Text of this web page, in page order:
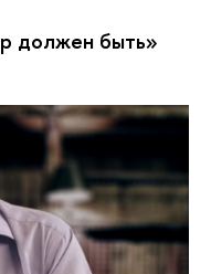
должен быть»